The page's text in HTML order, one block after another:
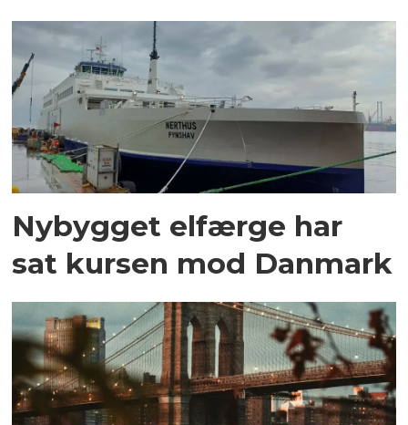
Nybygget elfærge har
sat kursen mod Danmark